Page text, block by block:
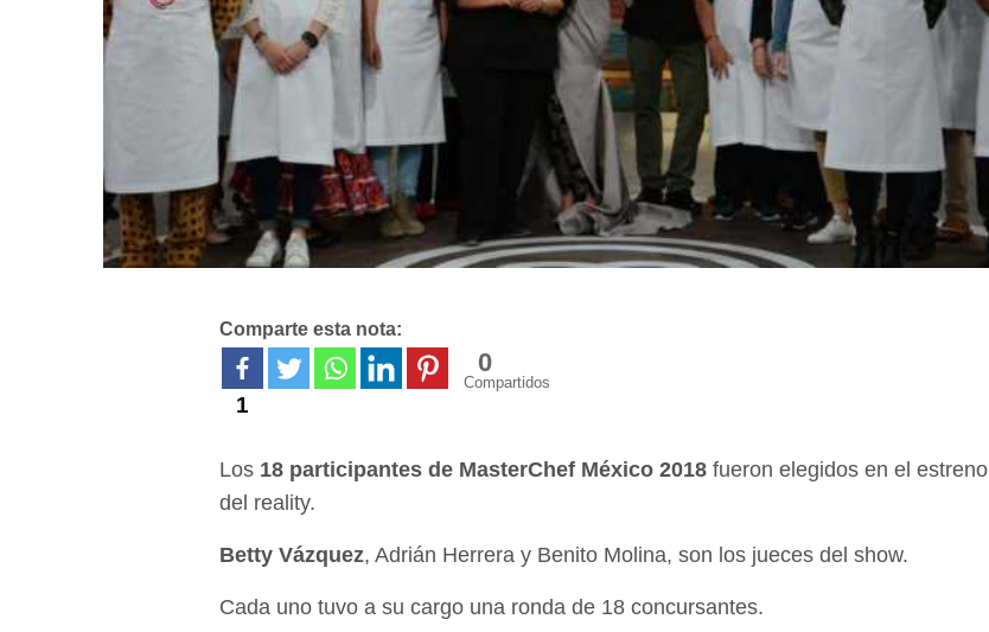
Comparte esta nota:
1
0
Compartidos
Los 18 participantes de MasterChef México 2018 fueron elegidos en el estreno
del reality.
Betty Vázquez, Adrián Herrera y Benito Molina, son los jueces del show.
Cada uno tuvo a su cargo una ronda de 18 concursantes.